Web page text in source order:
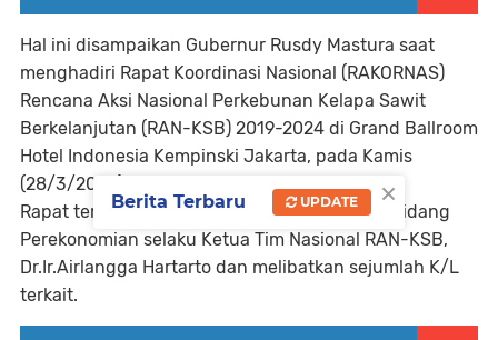
Hal ini disampaikan Gubernur Rusdy Mastura saat
menghadiri Rapat Koordinasi Nasional (RAKORNAS)
Rencana Aksi Nasional Perkebunan Kelapa Sawit
Berkelanjutan (RAN-KSB) 2019-2024 di Grand Ballroom
Hotel Indonesia Kempinski Jakarta, pada Kamis
(28/3/2024).
Rapat tersebut dipimpin Menteri Koodinator Bidang
Perekonomian selaku Ketua Tim Nasional RAN-KSB,
Dr.Ir.Airlangga Hartarto dan melibatkan sejumlah K/L
terkait.
×
Berita Terbaru UPDATE